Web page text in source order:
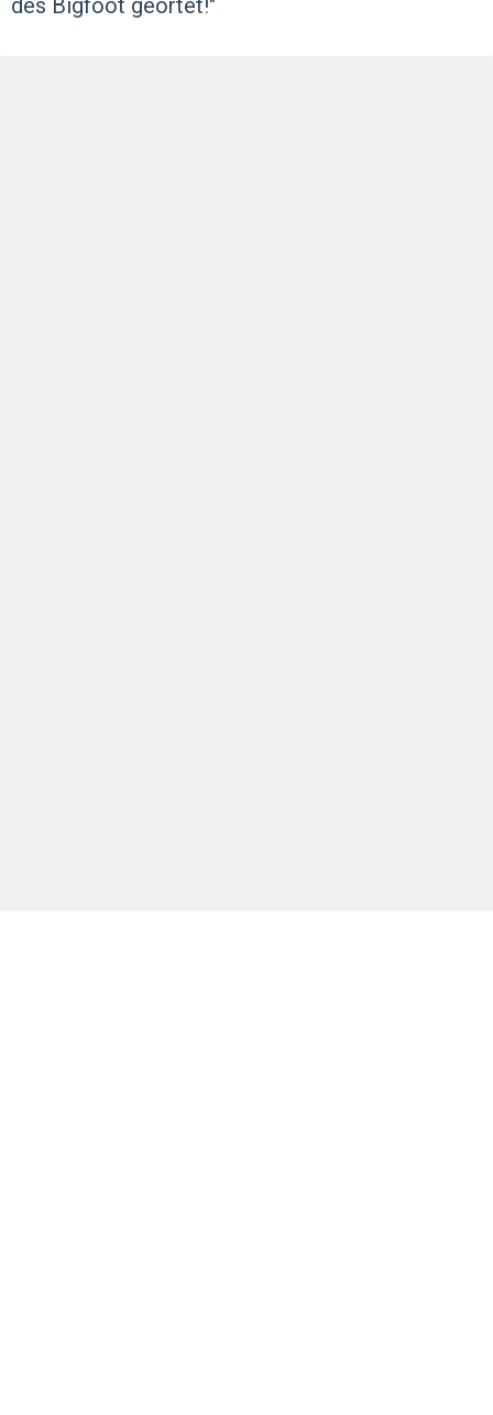
des Bigfoot geortet!"